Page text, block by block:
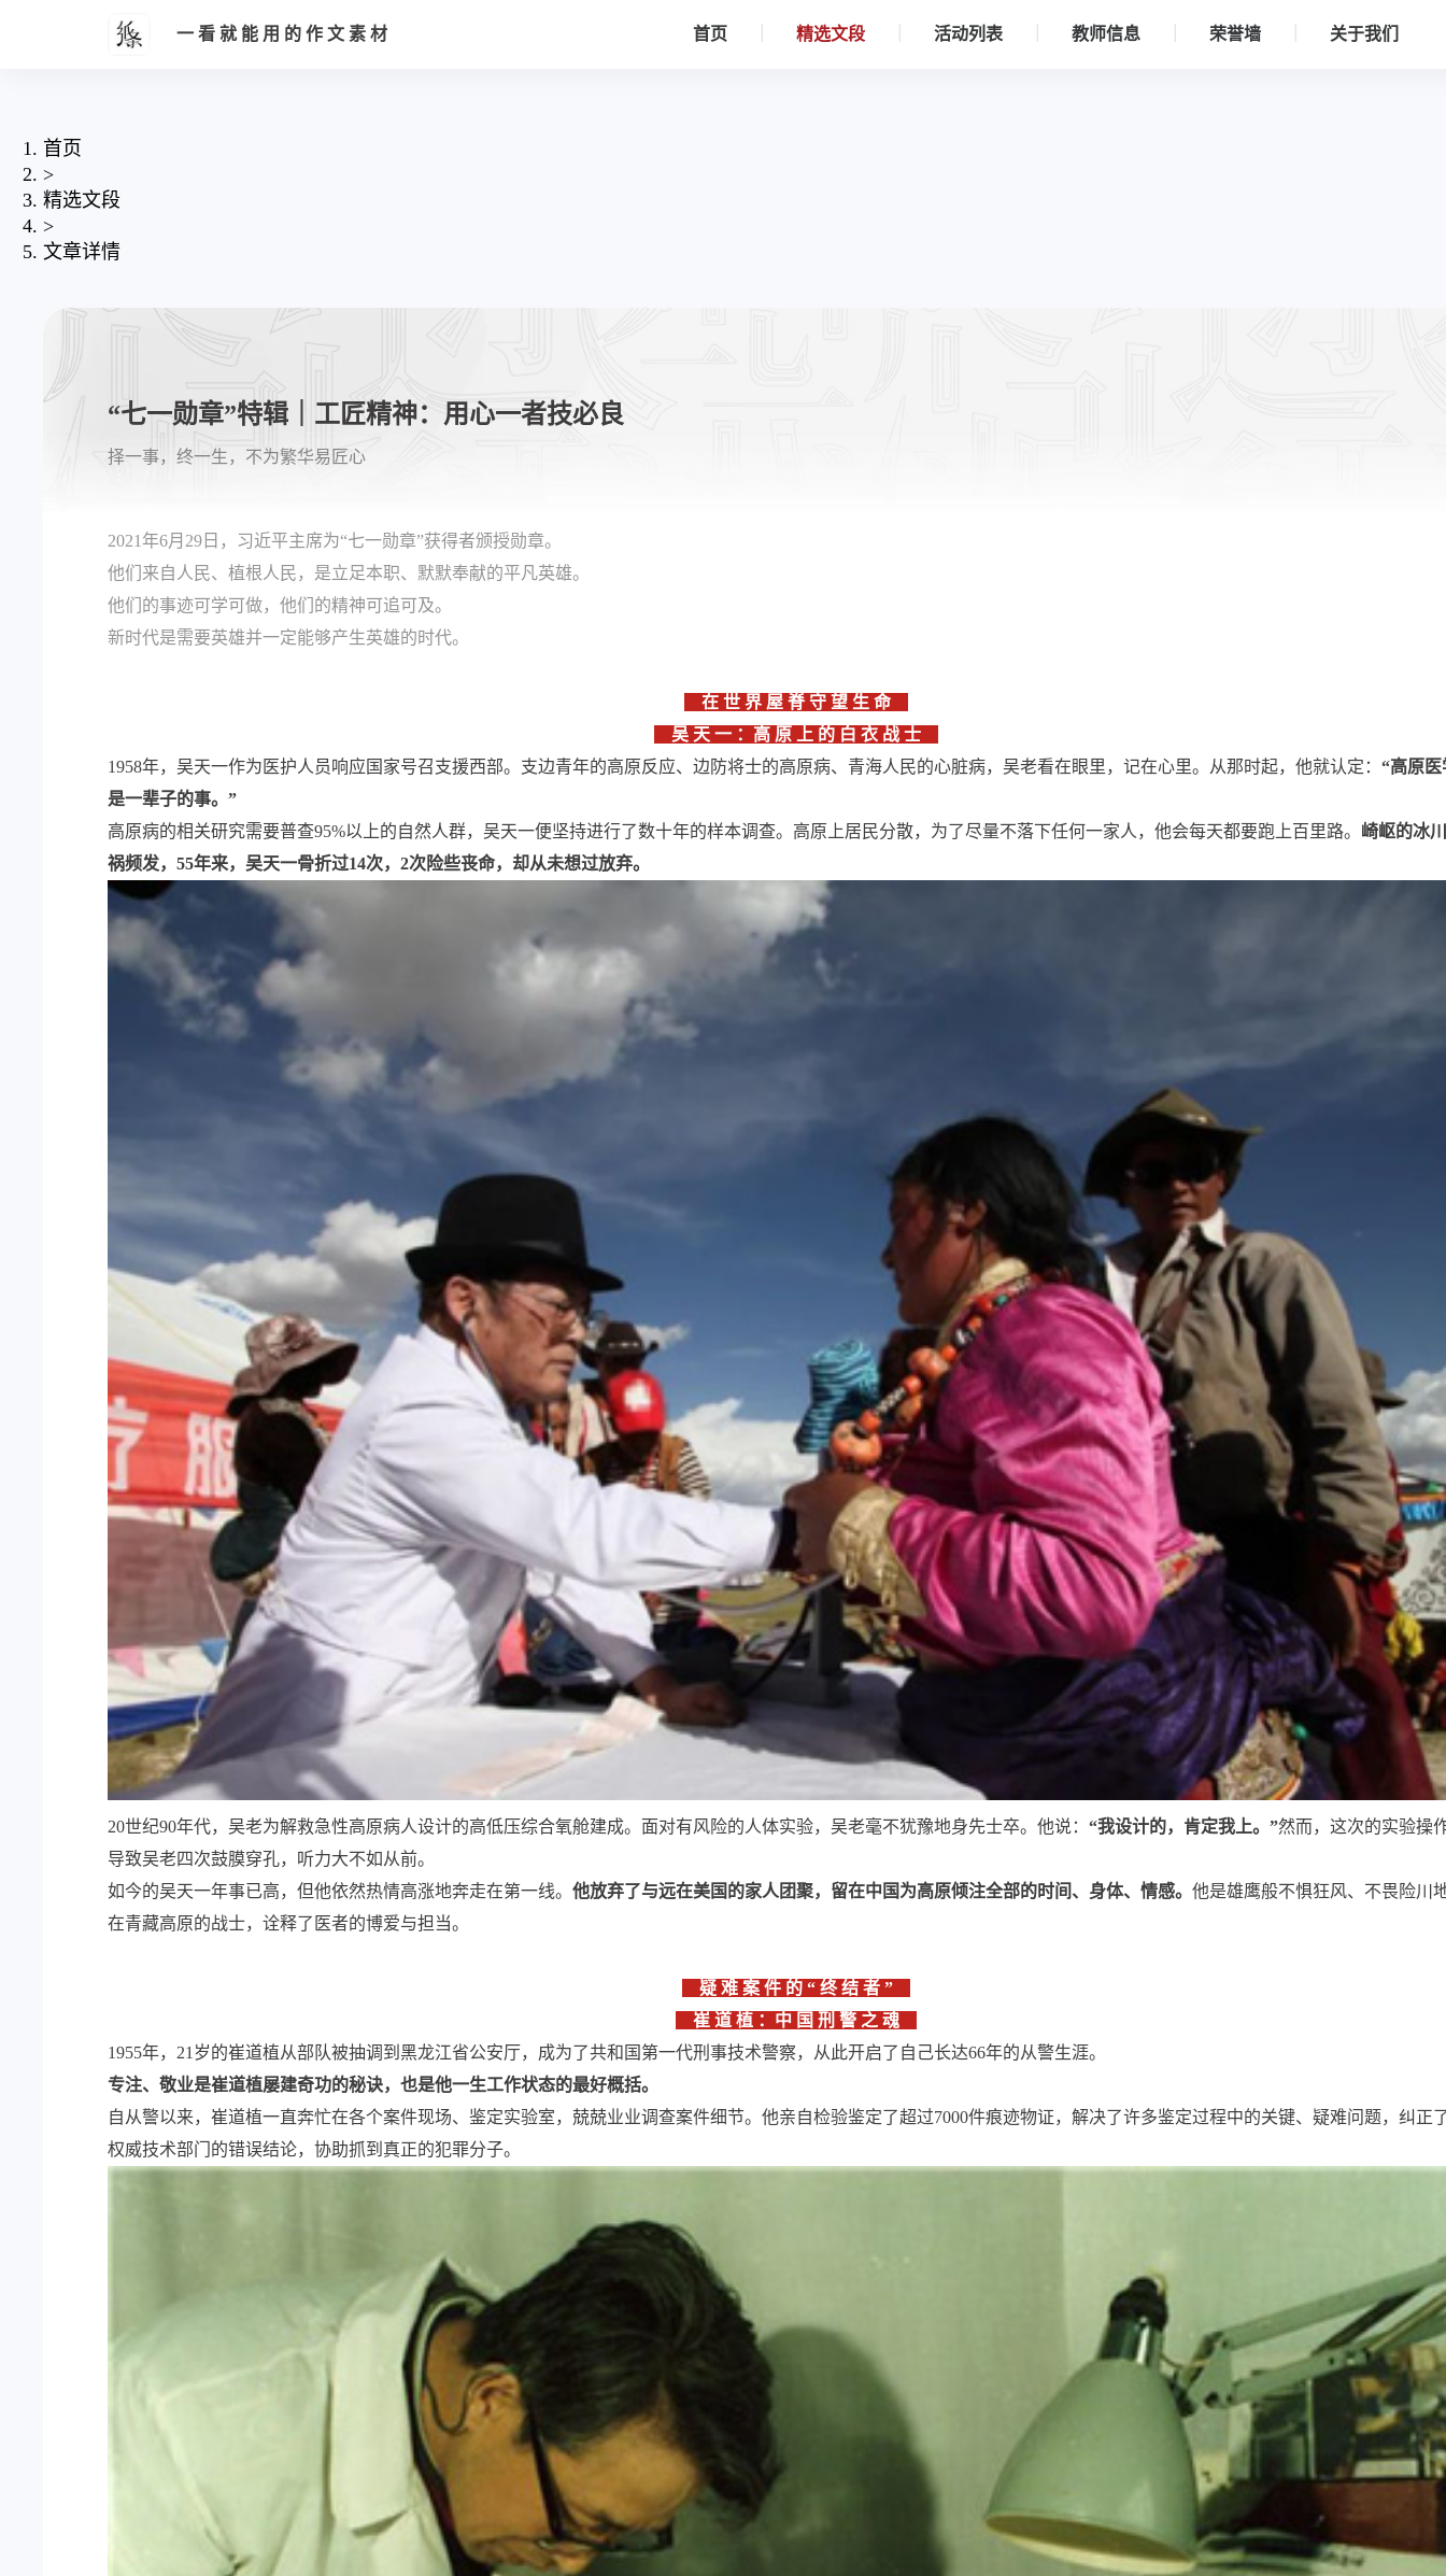
一看就能用的作文素材 首页 精选文段 活动列表 教师信息 荣誉墙 关于我们
首页
>
精选文段
>
文章详情
“七一勋章”特辑｜工匠精神：用心一者技必良
择一事，终一生，不为繁华易匠心
2021年6月29日，习近平主席为“七一勋章”获得者颁授勋章。
他们来自人民、植根人民，是立足本职、默默奉献的平凡英雄。
他们的事迹可学可做，他们的精神可追可及。
新时代是需要英雄并一定能够产生英雄的时代。
在 世 界 屋 脊 守 望 生 命
吴 天 一 ：高 原 上 的 白 衣 战 士
1958年，吴天一作为医护人员响应国家号召支援西部。支边青年的高原反应、边防将士的高原病、青海人民的心脏病，吴老看在眼里，记在心里。从那时起，他就认定： “高原医
是一辈子的事。”
高原病的相关研究需要普查95%以上的自然人群，吴天一便坚持进行了数十年的样本调查。高原上居民分散，为了尽量不落下任何一家人，他会每天都要跑上百里路。 崎岖的冰
祸频发，55年来，吴天一骨折过14次，2次险些丧命，却从未想过放弃。
20世纪90年代，吴老为解救急性高原病人设计的高低压综合氧舱建成。面对有风险的人体实验，吴老毫不犹豫地身先士卒。他说： “我设计的，肯定我上。”然而，这次的实验操
导致吴老四次鼓膜穿孔，听力大不如从前。
如今的吴天一年事已高，但他依然热情高涨地奔走在第一线。 他放弃了与远在美国的家人团聚，留在中国为高原倾注全部的时间、身体、情感。 他是雄鹰般不惧狂风、不畏险川
在青藏高原的战士，诠释了医者的博爱与担当。
疑 难 案 件 的 “ 终 结 者 ”
崔 道 植 ：中 国 刑 警 之 魂
1955年，21岁的崔道植从部队被抽调到黑龙江省公安厅，成为了共和国第一代刑事技术警察，从此开启了自己长达66年的从警生涯。
专注、敬业是崔道植屡建奇功的秘诀，也是他一生工作状态的最好概括。
自从警以来，崔道植一直奔忙在各个案件现场、鉴定实验室，兢兢业业调查案件细节。他亲自检验鉴定了超过7000件痕迹物证，解决了许多鉴定过程中的关键、疑难问题，纠正
权威技术部门的错误结论，协助抓到真正的犯罪分子。